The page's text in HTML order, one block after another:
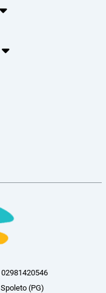
02981420546
(PG)